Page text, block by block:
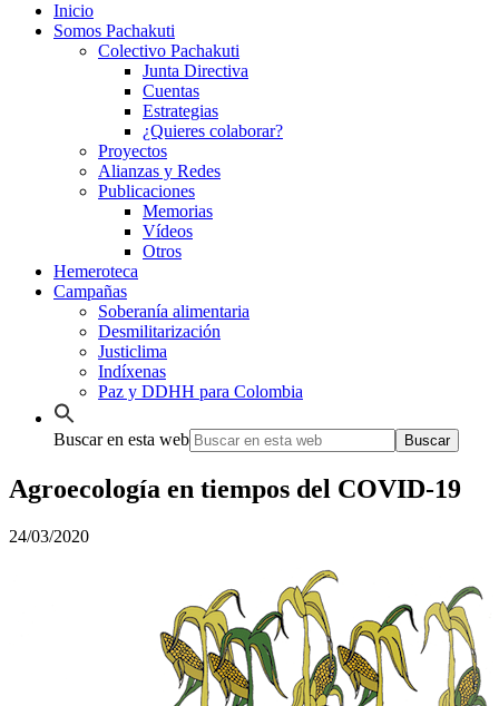
Inicio
Somos Pachakuti
Colectivo Pachakuti
Junta Directiva
Cuentas
Estrategias
¿Quieres colaborar?
Proyectos
Alianzas y Redes
Publicaciones
Memorias
Vídeos
Otros
Hemeroteca
Campañas
Soberanía alimentaria
Desmilitarización
Justiclima
Indíxenas
Paz y DDHH para Colombia
Buscar en esta web
Agroecología en tiempos del COVID-19
24/03/2020